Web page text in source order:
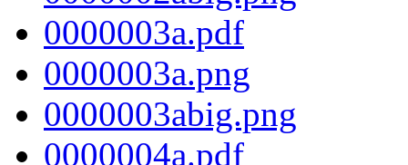
0000003a.pdf
0000003a.png
0000003abig.png
0000004a.pdf